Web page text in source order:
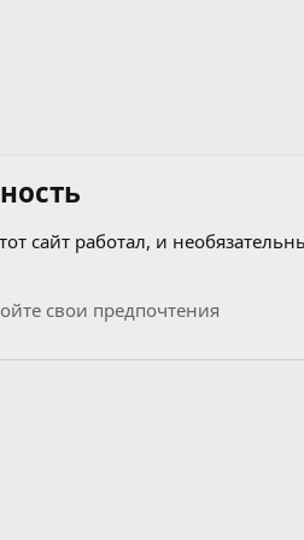
сайт работал, и
свои предпочтения